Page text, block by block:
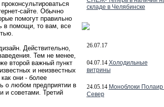
сайте. Обычно
помогут правильно
в помощи, то вам, все
Действительно,
Тем не менее,
второй важный пункт
и неизвестных
они - более
о любом предприятии в
и советами. Третий
складе в Челябинске
26.07.17
04.07.14 Холодильные
витрины
24.05.14 Моноблоки Полаир
Север